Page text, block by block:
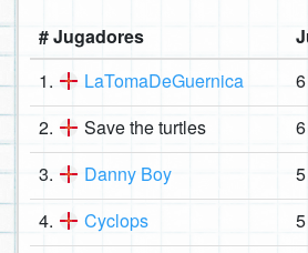
# Jugadores
1.
LaTomaDeGuernica 6
2. Save the turtles 6
3. Danny Boy 5
4. Cyclops 5